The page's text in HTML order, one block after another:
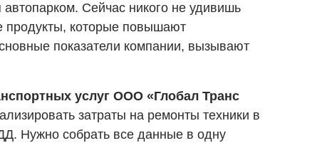
Сейчас никого не удивишь
продукты, которые повышают
показатели компании, вызывают
услуг ООО «Глобал Транс
затраты на ремонты техники в
Нужно собрать все данные в одну